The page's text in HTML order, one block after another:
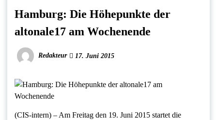
Hamburg: Die Höhepunkte der
altonale17 am Wochenende
Redakteur 17. Juni 2015
(CIS-intern) – Am Freitag den 19. Juni 2015 startet die